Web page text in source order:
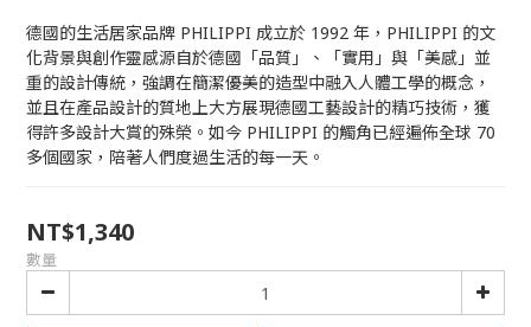
德國的生活居家品牌 PHILIPPI 成立於 1992 年，PHILIPPI 的文
化背景與創作靈感源自於德國「品質」、「實用」與「美感」並
重的設計傳統，強調在簡潔優美的造型中融入人體工學的概念，
並且在產品設計的質地上大方展現德國工藝設計的精巧技術，獲
得許多設計大賞的殊榮。如今 PHILIPPI 的觸角已經遍佈全球 70
多個國家，陪著人們度過生活的每一天。
NT$1,340
數量